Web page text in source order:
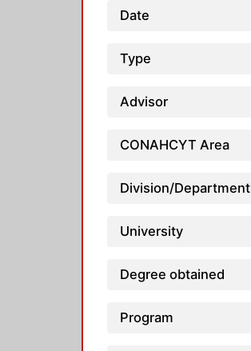
Date
Type
Advisor
CONAHCYT Area
Division/Department
University
Degree obtained
Program